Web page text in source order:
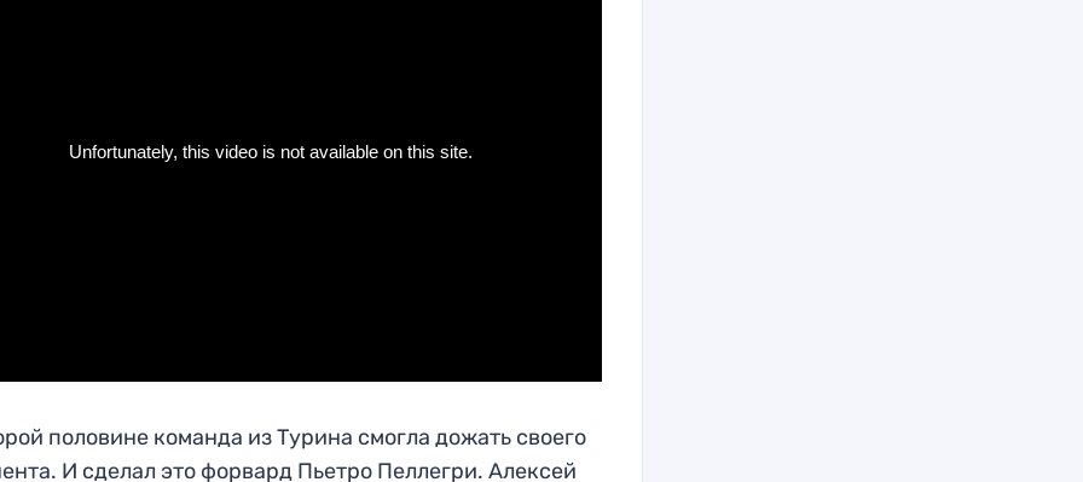
половине команда из Турина смогла дожать своего
И сделал это форвард Пьетро Пеллегри. Алексей